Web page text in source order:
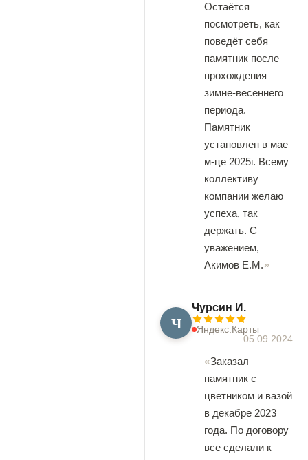
Остаётся
посмотреть, как
поведёт себя
памятник после
прохождения
зимне-весеннего
периода.
Памятник
установлен в мае
м-це 2025г. Всему
коллективу
компании желаю
успеха, так
держать. С
уважением,
Акимов Е.М.
Ч
Чурсин И.
Яндекс.Карты
05.09.2024
Заказал
памятник с
цветником и вазой
в декабре 2023
года. По договору
все сделали к